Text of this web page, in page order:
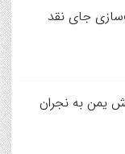
جای نقد
یمن به نجران